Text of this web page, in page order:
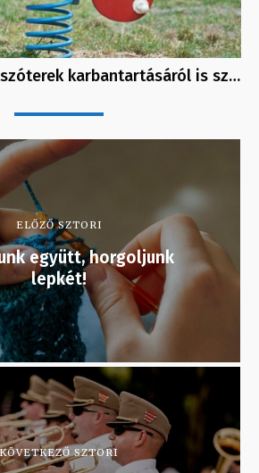
karbantartásáról is sz…
ELŐZŐ SZTORI
együtt, horgoljunk
lepkét!
KÖVETKEZŐ SZTORI